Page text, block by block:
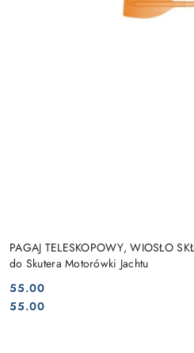
PAGAJ TELESKOPOWY, WIOSŁO
do Skutera Motorówki Jachtu
Cena:
55.00
Cena:
55.00